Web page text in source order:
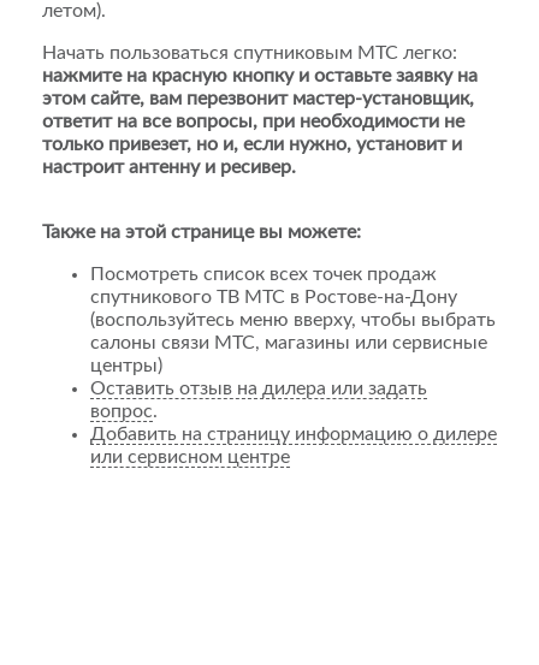
летом).
Начать пользоваться спутниковым МТС легко:
нажмите на красную кнопку и оставьте заявку на
этом сайте, вам перезвонит мастер-установщик,
ответит на все вопросы, при необходимости не
только привезет, но и, если нужно, установит и
настроит антенну и ресивер.
Также на этой странице вы можете:
Посмотреть список всех точек продаж
спутникового ТВ МТС в Ростове-на-Дону
(воспользуйтесь меню вверху, чтобы выбрать
салоны связи МТС, магазины или сервисные
центры)
Оставить отзыв на дилера или задать
вопрос.
Добавить на страницу информацию о дилере
или сервисном центре